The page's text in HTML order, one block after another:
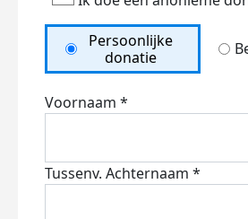
Persoonlijke
donatie
Voornaam *
Tussenv. Achternaam *